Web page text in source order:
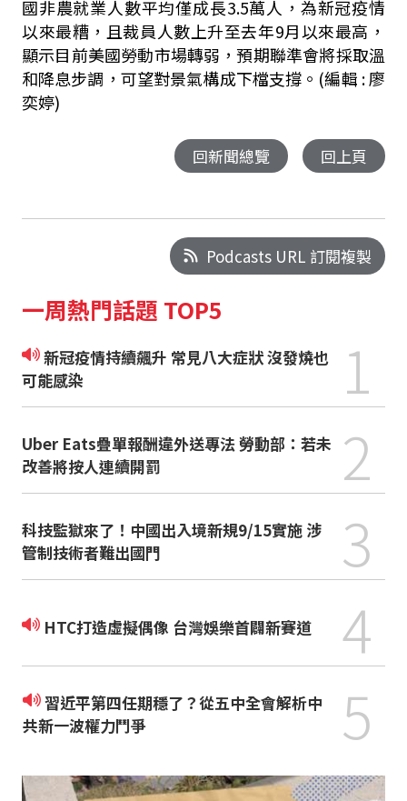
國非農就業人數平均僅成長3.5萬人，為新冠疫情
以來最糟，且裁員人數上升至去年9月以來最高，
顯示目前美國勞動市場轉弱，預期聯準會將採取溫
和降息步調，可望對景氣構成下檔支撐。(編輯 : 廖
奕婷)
回新聞總覽 回上頁
Podcasts URL 訂閱複製
一周熱門話題 TOP5
新冠疫情持續飆升 常見八大症狀 沒發燒也
可能感染
1
Uber Eats疊單報酬違外送專法 勞動部：若未
改善將按人連續開罰
2
科技監獄來了！中國出入境新規9/15實施 涉
管制技術者難出國門
3
HTC打造虛擬偶像 台灣娛樂首闢新賽道 4
習近平第四任期穩了？從五中全會解析中
共新一波權力鬥爭
5